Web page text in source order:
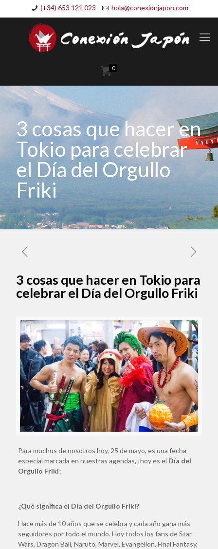
(+34) 653 121 023 hola@conexionjapon.com
0
3 cosas que hacer en
Tokio para celebrar
el Día del Orgullo
Friki
3 cosas que hacer en Tokio para
celebrar el Día del Orgullo Friki
Para muchos de nosotros hoy, 25 de mayo, es una fecha
especial marcada en nuestras agendas, ¡hoy es el Día del
Orgullo Friki!
¿Qué significa el Día del Orgullo Friki?
Hace más de 10 años que se celebra y cada año gana más
seguidores por todo el mundo. Hoy todos los fans de Star
Wars, Dragon Ball, Naruto, Marvel, Evangelion, Final Fantasy,